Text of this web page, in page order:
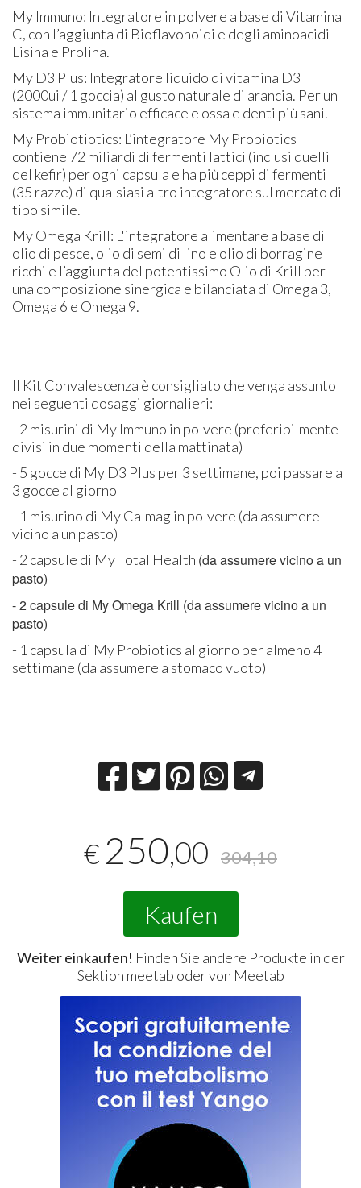
My Immuno: Integratore in polvere a base di Vitamina
C, con l’aggiunta di Bioflavonoidi e degli aminoacidi
Lisina e Prolina.
My D3 Plus: Integratore liquido di vitamina D3
(2000ui / 1 goccia) al gusto naturale di arancia. Per un
sistema immunitario efficace e ossa e denti più sani.
My Probiotiotics: ​ L’integratore My Probiotics
contiene 72 miliardi di fermenti lattici (inclusi quelli
del kefir) per ogni capsula e ha più ceppi di fermenti
(35 razze) di qualsiasi altro integratore sul mercato di
tipo simile.
My Omega Krill: L'integratore alimentare a base di
olio di pesce, olio di semi di lino e olio di borragine
ricchi e l’aggiunta del potentissimo Olio di Krill per
una composizione sinergica e bilanciata di Omega 3,
Omega 6 e Omega 9.
Il Kit Convalescenza è consigliato che venga assunto
nei seguenti dosaggi giornalieri:
- 2 misurini di My Immuno in polvere (preferibilmente
divisi in due momenti della mattinata)
- 5 gocce di My D3 Plus per 3 settimane, poi passare a
3 gocce al giorno
- 1 misurino di My Calmag in polvere (da assumere
vicino a un pasto)
- 2 capsule di My Total Health (da assumere vicino a un
pasto)
- 2 capsule di My Omega Krill (da assumere vicino a un
pasto)
- 1 capsula di My Probiotics al giorno per almeno 4
settimane (da assumere a stomaco vuoto)
€ 250,00 304,10
Kaufen
Weiter einkaufen! Finden Sie andere Produkte in der
Sektion meetab oder von Meetab